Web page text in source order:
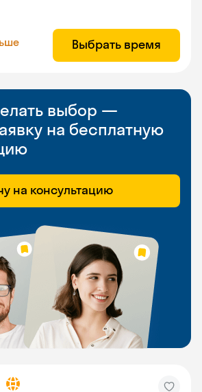
Выбрать время
выбор —
на бесплатную
на консультацию